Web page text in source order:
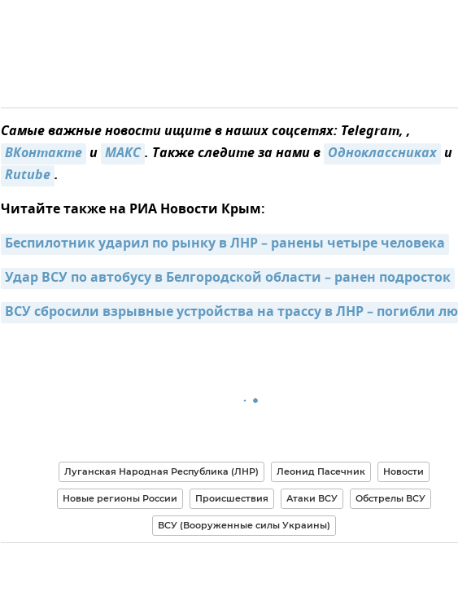
Самые важные новости ищите в наших соцсетях: Telegram, ,
ВКонтакте и MAКС. Также следите за нами в Одноклассниках и
Rutube.
Читайте также на РИА Новости Крым:
Беспилотник ударил по рынку в ЛНР – ранены четыре человека
Удар ВСУ по автобусу в Белгородской области – ранен подросток
ВСУ сбросили взрывные устройства на трассу в ЛНР – погибли
Луганская Народная Республика (ЛНР) Леонид Пасечник Новости
Новые регионы России Происшествия Атаки ВСУ Обстрелы ВСУ
ВСУ (Вооруженные силы Украины)